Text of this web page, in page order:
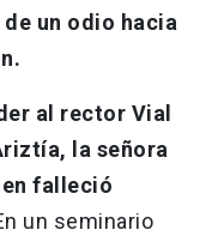
un odio hacia
al rector Vial
la señora
falleció
un seminario